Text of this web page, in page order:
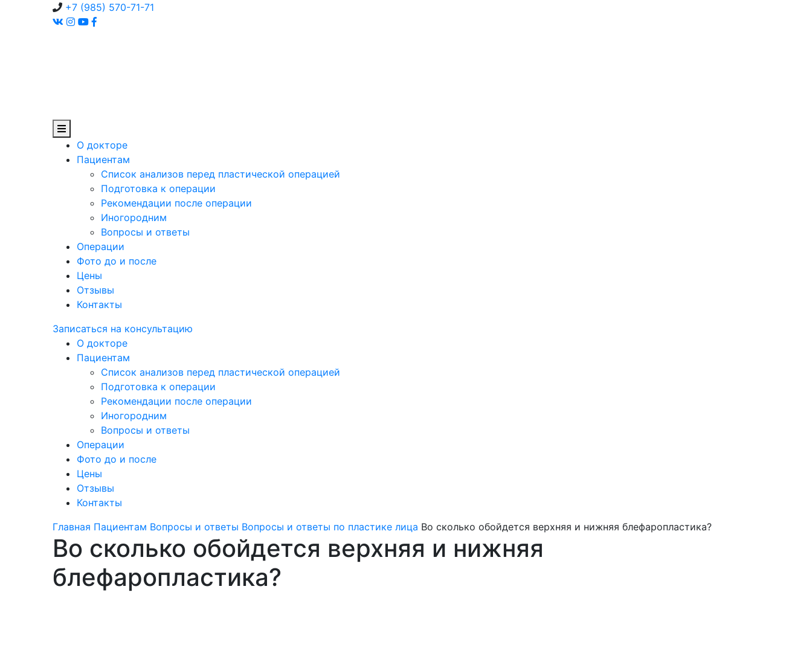
+7 (985) 570-71-71
О докторе
Пациентам
Список анализов перед пластической операцией
Подготовка к операции
Рекомендации после операции
Иногородним
Вопросы и ответы
Операции
Фото до и после
Цены
Отзывы
Контакты
Записаться на консультацию
О докторе
Пациентам
Список анализов перед пластической операцией
Подготовка к операции
Рекомендации после операции
Иногородним
Вопросы и ответы
Операции
Фото до и после
Цены
Отзывы
Контакты
Главная Пациентам Вопросы и ответы Вопросы и ответы по пластике лица Во сколько обойдется верхняя и нижняя блефаропластика?
Во сколько обойдется верхняя и нижняя
блефаропластика?